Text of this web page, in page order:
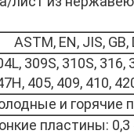
ASTM, EN, JIS, GB,
309S, 310S, 316,
405, 409, 410,
и горячие
пластины: